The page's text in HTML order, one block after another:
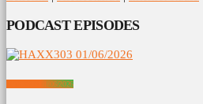
PODCAST EPISODES
HAXX303 01/06/2026